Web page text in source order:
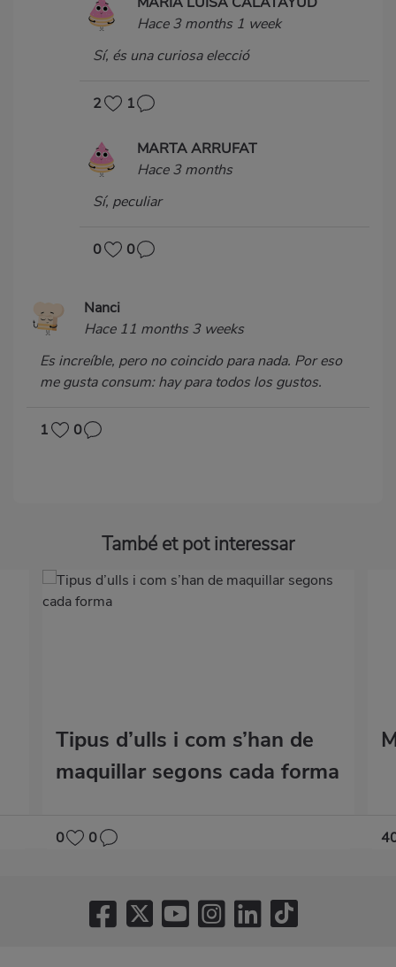
Hace 3 months 1 week
Sí, és una curiosa elecció
2 1
MARTA ARRUFAT
Hace 3 months
Sí, peculiar
0 0
Nanci
Hace 11 months 3 weeks
Es increíble, pero no coincido para nada. Por eso
me gusta consum: hay para todos los gustos.
1 0
També et pot interessar
Tipus d’ulls i com s’han de
maquillar segons cada forma
0 0